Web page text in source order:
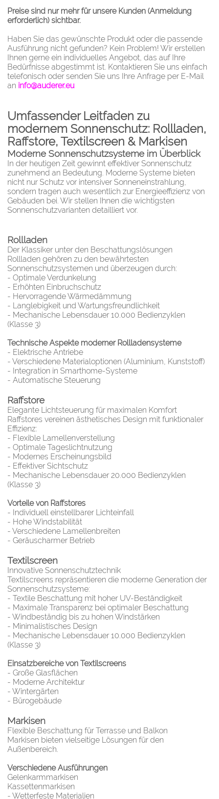
Preise sind nur mehr für unsere Kunden (Anmeldung
erforderlich) sichtbar.
Haben Sie das gewünschte Produkt oder die passende
Ausführung nicht gefunden? Kein Problem! Wir erstellen
Ihnen gerne ein individuelles Angebot, das auf Ihre
Bedürfnisse abgestimmt ist. Kontaktieren Sie uns einfach
telefonisch oder senden Sie uns Ihre Anfrage per E-Mail
an info@auderer.eu
Umfassender Leitfaden zu
modernem Sonnenschutz: Rollladen,
Raffstore, Textilscreen & Markisen
Moderne Sonnenschutzsysteme im Überblick
In der heutigen Zeit gewinnt effektiver Sonnenschutz
zunehmend an Bedeutung. Moderne Systeme bieten
nicht nur Schutz vor intensiver Sonneneinstrahlung,
sondern tragen auch wesentlich zur Energieeffizienz von
Gebäuden bei. Wir stellen Ihnen die wichtigsten
Sonnenschutzvarianten detailliert vor.
Rollladen
Der Klassiker unter den Beschattungslösungen
Rollladen gehören zu den bewährtesten
Sonnenschutzsystemen und überzeugen durch:
- Optimale Verdunkelung
- Erhöhten Einbruchschutz
- Hervorragende Wärmedämmung
- Langlebigkeit und Wartungsfreundlichkeit
- Mechanische Lebensdauer 10.000 Bedienzyklen
(Klasse 3)
Technische Aspekte moderner Rollladensysteme
- Elektrische Antriebe
- Verschiedene Materialoptionen (Aluminium, Kunststoff)
- Integration in Smarthome-Systeme
- Automatische Steuerung
Raffstore
Elegante Lichtsteuerung für maximalen Komfort
Raffstores vereinen ästhetisches Design mit funktionaler
Effizienz:
- Flexible Lamellenverstellung
- Optimale Tageslichtnutzung
- Modernes Erscheinungsbild
- Effektiver Sichtschutz
- Mechanische Lebensdauer 20.000 Bedienzyklen
(Klasse 3)
Vorteile von Raffstores
- Individuell einstellbarer Lichteinfall
- Hohe Windstabilität
- Verschiedene Lamellenbreiten
- Geräuscharmer Betrieb
Textilscreen
Innovative Sonnenschutztechnik
Textilscreens repräsentieren die moderne Generation der
Sonnenschutzsysteme:
- Textile Beschattung mit hoher UV-Beständigkeit
- Maximale Transparenz bei optimaler Beschattung
- Windbeständig bis zu hohen Windstärken
- Minimalistisches Design
- Mechanische Lebensdauer 10.000 Bedienzyklen
(Klasse 3)
Einsatzbereiche von Textilscreens
- Große Glasflächen
- Moderne Architektur
- Wintergärten
- Bürogebäude
Markisen
Flexible Beschattung für Terrasse und Balkon
Markisen bieten vielseitige Lösungen für den
Außenbereich.
Verschiedene Ausführungen
Gelenkarmmarkisen
Kassettenmarkisen
- Wetterfeste Materialien